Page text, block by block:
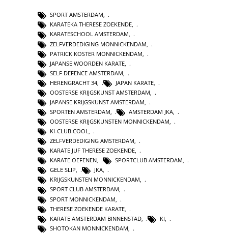
SPORT AMSTERDAM,
KARATEKA THERESE ZOEKENDE,
KARATESCHOOL AMSTERDAM,
ZELFVERDEDIGING MONNICKENDAM
PATRICK KOSTER MONNICKENDAM
JAPANSE WOORDEN KARATE
SELF DEFENCE AMSTERDAM
HERENGRACHT 34
JAPAN KARATE
OOSTERSE KRIJGSKUNST AMSTERDAM
JAPANSE KRIJGSKUNST AMSTERDAM
SPORTEN AMSTERDAM
AMSTERDAM JKA
OOSTERSE KRIJGSKUNSTEN MONNICKENDAM,
KI-CLUB.COOL,
ZELFVERDEDIGING AMSTERDAM,
KARATE JUF THERESE ZOEKENDE,
KARATE OEFENEN, SPORTCLUB AMSTERDAM,
GELE SLIP, JKA,
KRIJGSKUNSTEN MONNICKENDAM,
SPORT CLUB AMSTERDAM,
SPORT MONNICKENDAM
THERESE ZOEKENDE KARATE
KARATE AMSTERDAM BINNENSTAD
KI
SHOTOKAN MONNICKENDAM